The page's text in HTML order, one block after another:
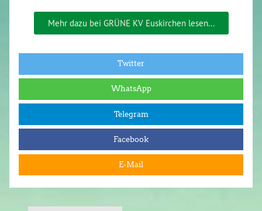
Mehr dazu bei GRÜNE KV Euskirchen lesen...
Twitter
WhatsApp
Telegram
Facebook
E-Mail